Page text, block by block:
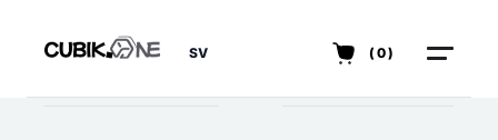
SV (0)